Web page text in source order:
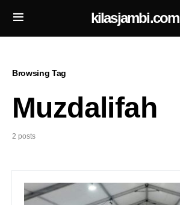
kilasjambi.com
Browsing Tag
Muzdalifah
2 posts